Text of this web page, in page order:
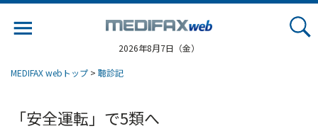
2026年8月7日（金）
MEDIFAX webトップ > 聴診記
「安全運転」で5類へ